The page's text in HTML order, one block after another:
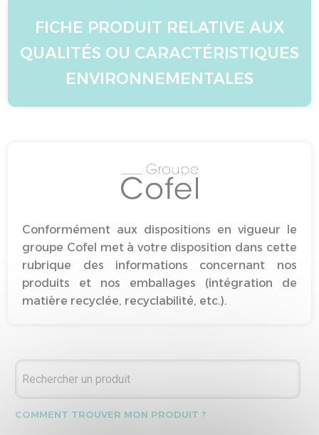
FICHE PRODUIT RELATIVE AUX
QUALITÉS OU CARACTÉRISTIQUES
ENVIRONNEMENTALES
Conformément aux dispositions en vigueur le
groupe Cofel met à votre disposition dans cette
rubrique des informations concernant nos
produits et nos emballages (intégration de
matière recyclée, recyclabilité, etc.).
COMMENT TROUVER MON PRODUIT ?